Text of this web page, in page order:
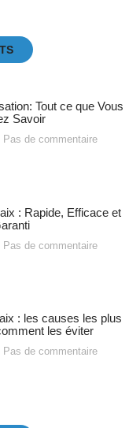
Tout ce que Vous
Savoir
Pas de commentaire
: Rapide, Efficace et
Pas de commentaire
: les causes les plus
les éviter
Pas de commentaire